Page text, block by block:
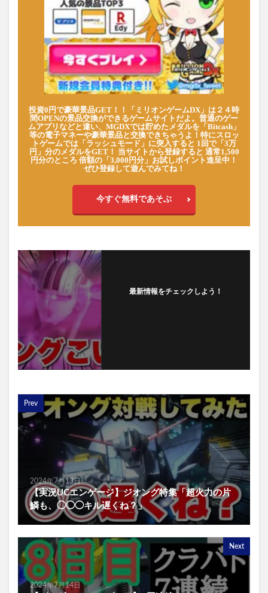
投資0円で豪華景品GET！！「ミリオンゲームDX」は２４時
間OPENの景品交換ができるゲームサイトだよ。普通のゲー
ムアプリなどと違い、MGDXでは貯めたメダルを「Bitcash」
等の電子マネーや豪華景品と交換できちゃうよ！特にスロッ
トゲームでは「ラッシュモード」に突入すると 1回で「3万
円」分のメダルをGET！ 当サイトから登録すると 通常1,500
円分のところ 倍額の「3,000円分」お試しポイント進呈中！
ぜひ登録して遊んでみてね！
今すぐ無料であそぶ
最新情報をチェックしよう！
Prev
2024年7月13日
【実況UCエンゲージ】ジオング特集「超火力の片
鱗も、◯◯◯キル遅くね？」
Next
2024年7月14日